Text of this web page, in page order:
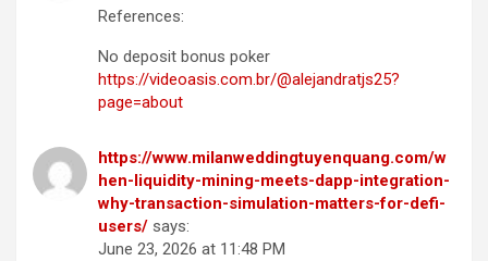
References:
No deposit bonus poker
https://videoasis.com.br/@alejandratjs25?
page=about
https://www.milanweddingtuyenquang.com/w
hen-liquidity-mining-meets-dapp-integration-
why-transaction-simulation-matters-for-defi-
users/ says:
June 23, 2026 at 11:48 PM